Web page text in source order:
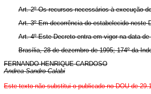
Art. 2º Os recursos necessários à execução
Art. 3º Em decorrência do estabelecido
Art. 4º Este Decreto entra em vigor na data
Brasília, 28 de dezembro de 1995; 174º da
FERNANDO HENRIQUE CARDOSO
Andrea Sandro Calabi
Este texto não substitui o publicado no DOU de